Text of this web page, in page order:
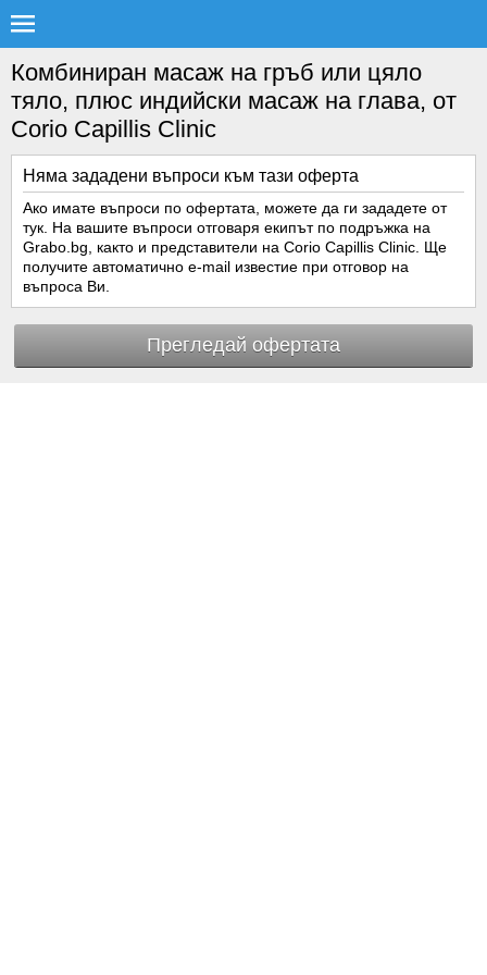
Комбиниран масаж на гръб или цяло
тяло, плюс индийски масаж на глава, от
Corio Capillis Clinic
Няма зададени въпроси към тази оферта
Ако имате въпроси по офертата, можете да ги зададете от
тук. На вашите въпроси отговаря екипът по подръжка на
Grabo.bg, както и представители на Corio Capillis Clinic. Ще
получите автоматично e-mail известие при отговор на
въпроса Ви.
Прегледай офертата